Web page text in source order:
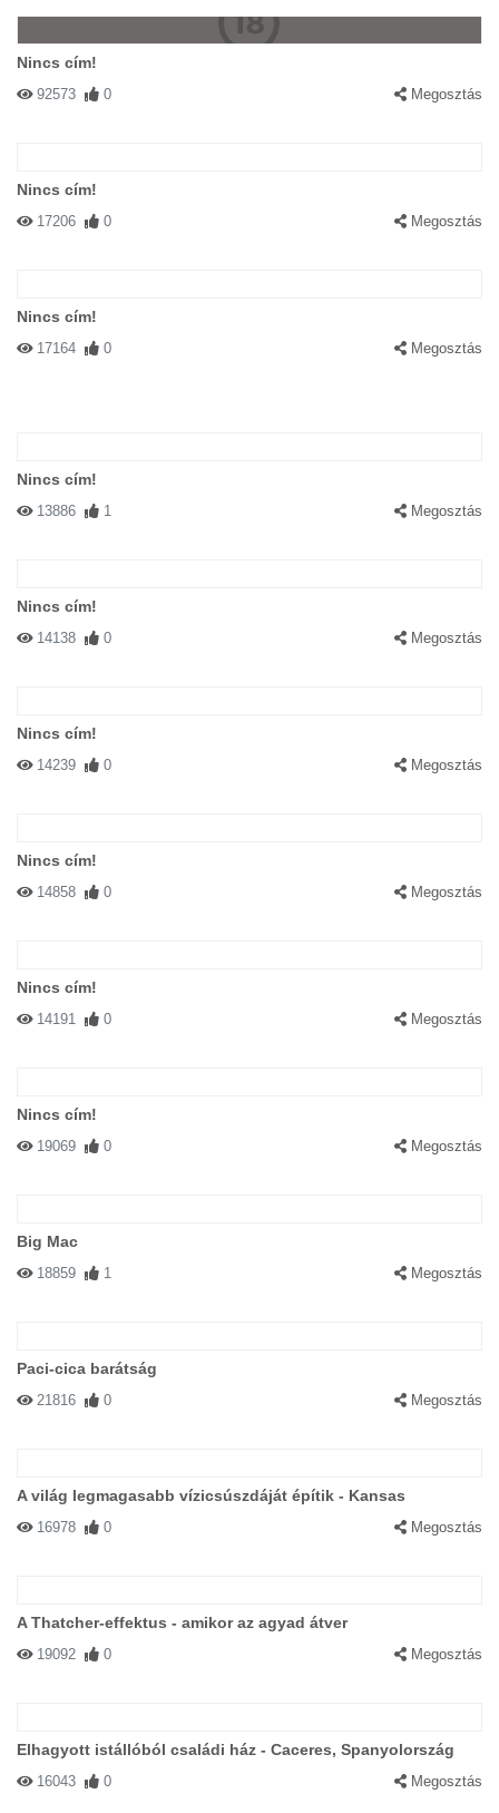
Nincs cím!
92573 0 Megosztás
Nincs cím!
17206 0 Megosztás
Nincs cím!
17164 0 Megosztás
Nincs cím!
13886 1 Megosztás
Nincs cím!
14138 0 Megosztás
Nincs cím!
14239 0 Megosztás
Nincs cím!
14858 0 Megosztás
Nincs cím!
14191 0 Megosztás
Nincs cím!
19069 0 Megosztás
Big Mac
18859 1 Megosztás
Paci-cica barátság
21816 0 Megosztás
A világ legmagasabb vízicsúszdáját építik - Kansas
16978 0 Megosztás
A Thatcher-effektus - amikor az agyad átver
19092 0 Megosztás
Elhagyott istállóból családi ház - Caceres, Spanyolország
16043 0 Megosztás